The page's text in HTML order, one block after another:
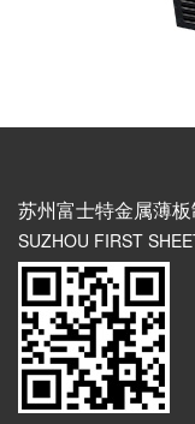
苏州富士特金属薄
SUZHOU FIRST